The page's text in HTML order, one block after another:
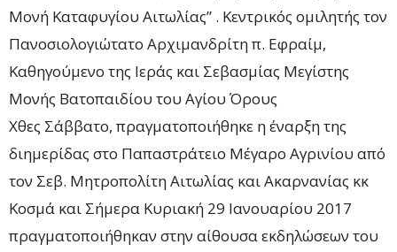
Μονή Καταφυγίου Αιτωλίας” . Κεντρικός ομιλητής τον
Πανοσιολογιώτατο Αρχιμανδρίτη π. Εφραίμ,
Καθηγούμενο της Ιεράς και Σεβασμίας Μεγίστης
Μονής Βατοπαιδίου του Αγίου Όρους
Χθες Σάββατο, πραγματοποιήθηκε η έναρξη της
διημερίδας στο Παπαστράτειο Μέγαρο Αγρινίου από
τον Σεβ. Μητροπολίτη Αιτωλίας και Ακαρνανίας κκ
Κοσμά και Σήμερα Κυριακή 29 Ιανουαρίου 2017
πραγματοποιήθηκαν στην αίθουσα εκδηλώσεων του